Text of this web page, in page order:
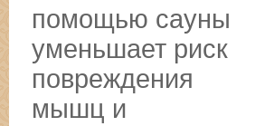
помощью сауны
уменьшает риск
повреждения
мышц и